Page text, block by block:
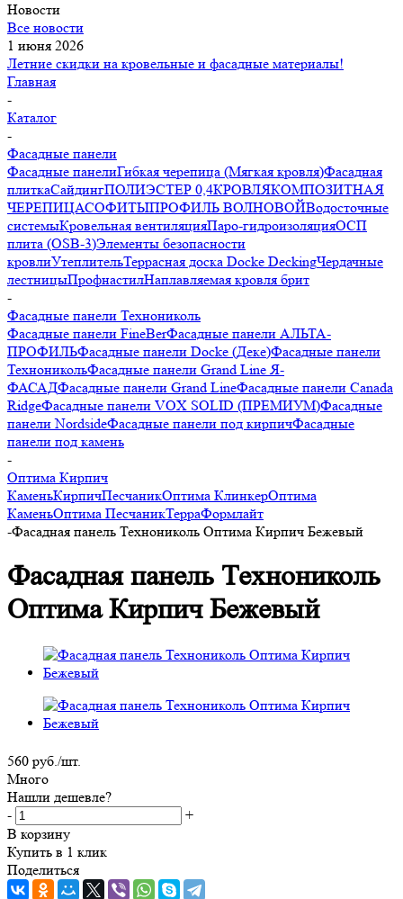
Новости
Все новости
1 июня 2026
Летние скидки на кровельные и фасадные материалы!
Главная
-
Каталог
-
Фасадные панели
Фасадные панелиГибкая черепица (Мягкая кровля)Фасадная
плиткаСайдингПОЛИЭСТЕР 0,4КРОВЛЯКОМПОЗИТНАЯ
ЧЕРЕПИЦАСОФИТЫПРОФИЛЬ ВОЛНОВОЙВодосточные
системыКровельная вентиляцияПаро-гидроизоляцияОСП
плита (OSB-3)Элементы безопасности
кровлиУтеплительТеррасная доска Docke DeckingЧердачные
лестницыПрофнастилНаплавляемая кровля брит
-
Фасадные панели Технониколь
Фасадные панели FineBerФасадные панели АЛЬТА-
ПРОФИЛЬФасадные панели Docke (Деке)Фасадные панели
ТехноникольФасадные панели Grand Line Я-
ФАСАДФасадные панели Grand LineФасадные панели Canada
RidgeФасадные панели VOX SOLID (ПРЕМИУМ)Фасадные
панели NordsideФасадные панели под кирпичФасадные
панели под камень
-
Оптима Кирпич
КаменьКирпичПесчаникОптима КлинкерОптима
КаменьОптима ПесчаникТерраФормлайт
-Фасадная панель Технониколь Оптима Кирпич Бежевый
Фасадная панель Технониколь
Оптима Кирпич Бежевый
560 руб./шт.
Много
Нашли дешевле?
-
+
В корзину
Купить в 1 клик
Поделиться